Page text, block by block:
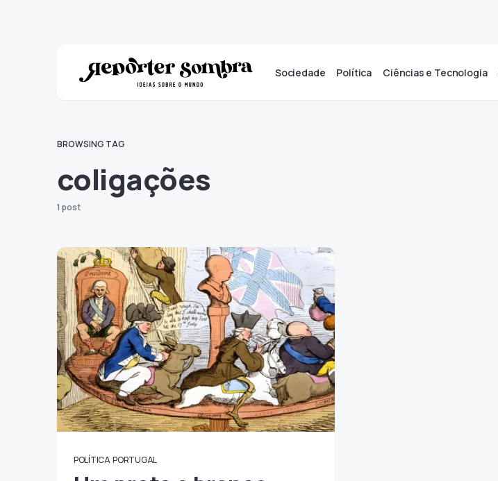
Sociedade Política Ciências e Tecnologia
BROWSING TAG
coligações
1 post
POLÍTICA PORTUGAL